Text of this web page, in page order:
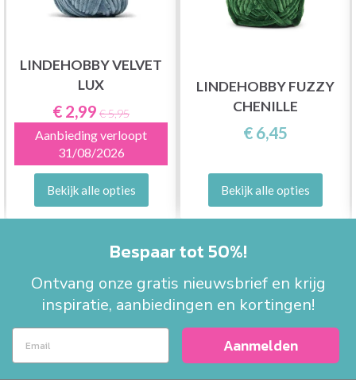
LINDEHOBBY VELVET
LUX
€ 2,99 € 5,95
Aanbieding verloopt
31/08/2026
Bekijk alle opties
LINDEHOBBY FUZZY
CHENILLE
€ 6,45
Bekijk alle opties
Bespaar tot 50%!
Ontvang onze gratis nieuwsbrief en krijg
inspiratie, aanbiedingen en kortingen!
Aanmelden